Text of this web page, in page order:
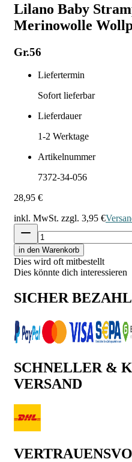
Lilano Baby
Merinowolle
Gr.56
Liefertermin
Sofort lieferbar
Lieferdauer
1-2 Werktage
Artikelnummer
7372-34-056
28,95 €
inkl. MwSt. zzgl. 3,95 €
in den Warenkorb
Dies wird oft mitbestellt
Dies könnte dich interessieren
SICHER
SCHNELLER &
VERSAND